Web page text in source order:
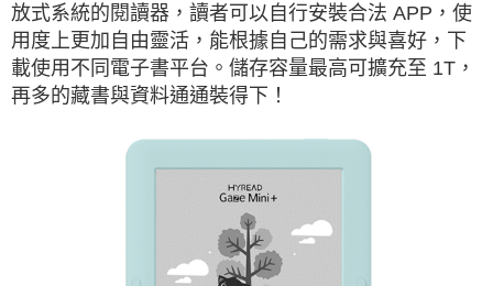
放式系統的閱讀器，讀者可以自行安裝合法 APP，使
用度上更加自由靈活，能根據自己的需求與喜好，下
載使用不同電子書平台。儲存容量最高可擴充至 1T，
再多的藏書與資料通通裝得下！